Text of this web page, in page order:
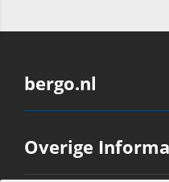
bergo.nl
Overige